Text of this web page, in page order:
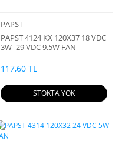
PAPST
PAPST 4124 KX 120X37 18 VDC
3W- 29 VDC 9.5W FAN
117,60 TL
STOKTA YOK